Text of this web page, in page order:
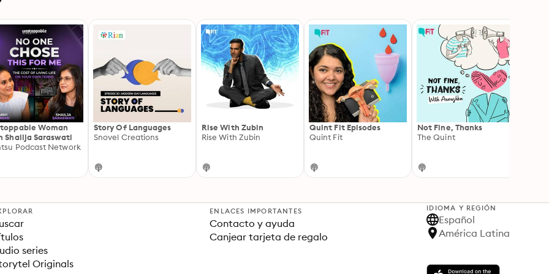
Woman
Shailja Saraswati
Podcast Network
Story Of Languages
Snovel Creations
Rise With Zubin
Rise With Zubin
Quint Fit Episodes
Quint Fit
Not Fine, Thanks
The Quint
series
Originals
ENLACES IMPORTANTES
Contacto y ayuda
Canjear tarjeta de regalo
IDIOMA Y REGIÓN
Español
América Latina